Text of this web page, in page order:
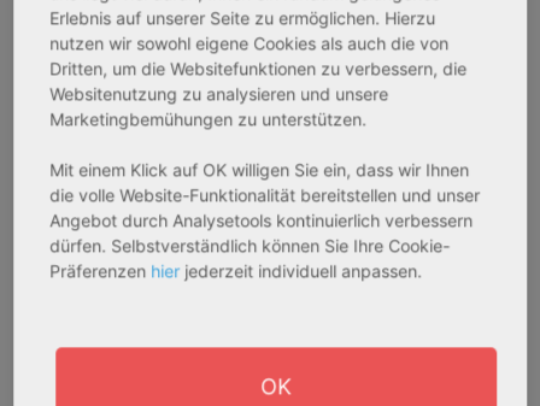
41,59 m² - 62,15 m²
Gesamtpreis:
233.556,67 € - 349.016,67 €
50,95 m² - 56,21 m²
Gesamtpreis:
324.754,29 € - 358.289,14 €
AfA Degressive 5,00 % Sofortmiete
Erlebnis auf unserer Seite zu ermöglichen. Hierzu
nutzen wir sowohl eigene Cookies als auch die von
Dritten, um die Websitefunktionen zu verbessern, die
Websitenutzung zu analysieren und unsere
Marketingbemühungen zu unterstützen.
Mit einem Klick auf OK willigen Sie ein, dass wir Ihnen
die volle Website-Funktionalität bereitstellen und unser
Angebot durch Analysetools kontinuierlich verbessern
dürfen. Selbstverständlich können Sie Ihre Cookie-
Präferenzen hier jederzeit individuell anpassen.
OK